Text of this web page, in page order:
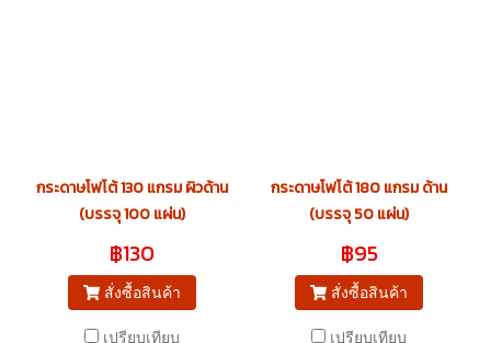
กระดาษโฟโต้ 130 แกรม ผิวด้าน
(บรรจุ 100 แผ่น)
฿130
สั่งซื้อสินค้า
เปรียบเทียบ
กระดาษโฟโต้ 180 แกรม ด้าน
(บรรจุ 50 แผ่น)
฿95
สั่งซื้อสินค้า
เปรียบเทียบ